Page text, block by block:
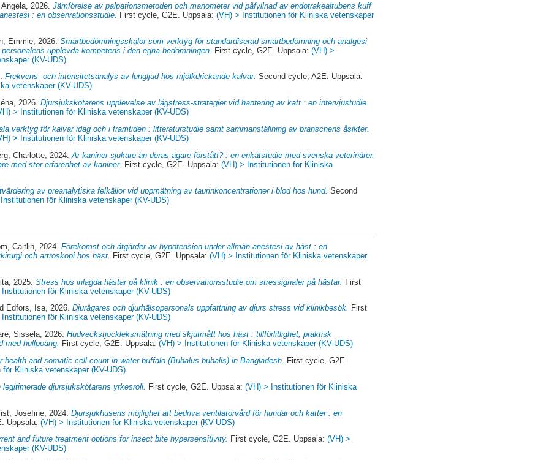
, 2026.Jämförelse av palpationsmetoden och manometer vid påfyllnad av endotrakealtubens kuff
: en observationsstudie.
First cycle, G2E. Uppsala:(VH) > Institutionen för Kliniska vetenskaper
Emmie , 2026.Smärtbedömningsskalor som verktyg för standardiserad smärtbedömning och analgesi
upplevda kompetens i den egna bedömningen. First cycle, G2E. Uppsala:(VH) >
(KV-UDS)
Frekvens- och intensitetsanalys av lungljud hos mjölkdrickande kalvar. Second cycle, A2E. Uppsala:
vetenskaper (KV-UDS)
, 2026.Djursjukskötarens upplevelse av lågstress-strategier vid hantering av katt : en intervjustudie.
> Institutionen för Kliniska vetenskaper (KV-UDS)
verktyg för kalvar idag och i framtiden : litteraturstudie samt sammanställning av branschens åsikter.
> Institutionen för Kliniska vetenskaper (KV-UDS)
Charlotte , 2024.Är kaniner sjukare än deras ägare förstått? : en enkätstudie med svenska veterinärer,
med stor erfarenhet av kaniner. First cycle, G2E. Uppsala:(VH) > Institutionen för Kliniska
av preanalytiska felkällor vid uppmätning av taurinkoncentrationer i blod hos hund. Second
för Kliniska vetenskaper (KV-UDS)
Caitlin , 2024.Förekomst och åtgärder av hypotension under allmän anestesi av häst : en
och artroskopi hos häst. First cycle, G2E. Uppsala:(VH) > Institutionen för Kliniska vetenskaper
, 2025.Stress hos inlagda hästar på klinik : en observationsstudie om stressignaler på hästar. First
Institutionen för Kliniska vetenskaper (KV-UDS)
Edfors, Isa, 2026.Djurägares och djurhälsopersonals uppfattning av djurs stress vid klinikbesök. First
Institutionen för Kliniska vetenskaper (KV-UDS)
Sissela, 2026.Hudveckstjockleksmätning med skjutmått hos häst : tillförlitlighet, praktisk
med hullpoäng. First cycle, G2E. Uppsala:(VH) > Institutionen för Kliniska vetenskaper (KV-UDS)
health and somatic cell count in water buffalo (Bubalus bubalis) in Bangladesh.
First cycle, G2E.
Kliniska vetenskaper (KV-UDS)
legitimerade djursjukskötarens yrkesroll. First cycle, G2E. Uppsala:(VH) > Institutionen för Kliniska
Josefine , 2024.Djursjukhusens möjlighet att bedriva ventilatorvård för hundar och katter : en
Uppsala:(VH) > Institutionen för Kliniska vetenskaper (KV-UDS)
and future treatment options for insect bite hypersensitivity. First cycle, G2E. Uppsala:(VH) >
(KV-UDS)